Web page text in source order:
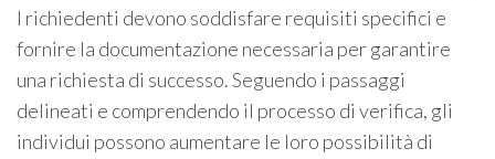
I richiedenti devono soddisfare requisiti specifici e
fornire la documentazione necessaria per garantire
una richiesta di successo. Seguendo i passaggi
delineati e comprendendo il processo di verifica, gli
individui possono aumentare le loro possibilità di